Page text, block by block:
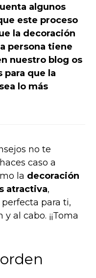
algunos
este proceso
la decoración
persona tiene
nuestro blog os
para que la
lo más
no te
caso a
la decoración
atractiva,
para ti,
al cabo. ¡¡Toma